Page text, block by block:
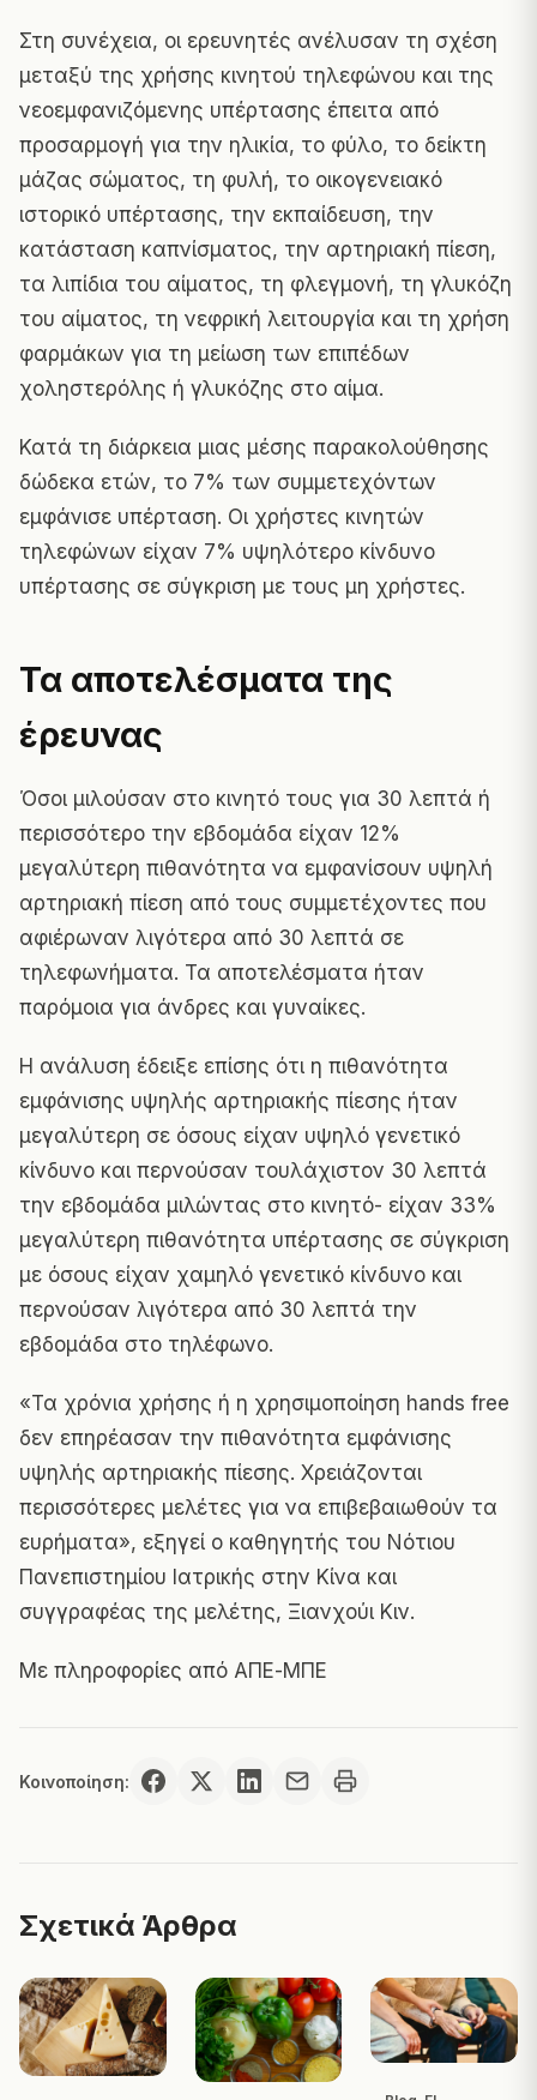
Στη συνέχεια, οι ερευνητές ανέλυσαν τη σχέση
μεταξύ της χρήσης κινητού τηλεφώνου και της
νεοεμφανιζόμενης υπέρτασης έπειτα από
προσαρμογή για την ηλικία, το φύλο, το δείκτη
μάζας σώματος, τη φυλή, το οικογενειακό
ιστορικό υπέρτασης, την εκπαίδευση, την
κατάσταση καπνίσματος, την αρτηριακή πίεση,
τα λιπίδια του αίματος, τη φλεγμονή, τη γλυκόζη
του αίματος, τη νεφρική λειτουργία και τη χρήση
φαρμάκων για τη μείωση των επιπέδων
χοληστερόλης ή γλυκόζης στο αίμα.
Κατά τη διάρκεια μιας μέσης παρακολούθησης
δώδεκα ετών, το 7% των συμμετεχόντων
εμφάνισε υπέρταση. Οι χρήστες κινητών
τηλεφώνων είχαν 7% υψηλότερο κίνδυνο
υπέρτασης σε σύγκριση με τους μη χρήστες.
Τα αποτελέσματα της
έρευνας
Όσοι μιλούσαν στο κινητό τους για 30 λεπτά ή
περισσότερο την εβδομάδα είχαν 12%
μεγαλύτερη πιθανότητα να εμφανίσουν υψηλή
αρτηριακή πίεση από τους συμμετέχοντες που
αφιέρωναν λιγότερα από 30 λεπτά σε
τηλεφωνήματα. Τα αποτελέσματα ήταν
παρόμοια για άνδρες και γυναίκες.
Η ανάλυση έδειξε επίσης ότι η πιθανότητα
εμφάνισης υψηλής αρτηριακής πίεσης ήταν
μεγαλύτερη σε όσους είχαν υψηλό γενετικό
κίνδυνο και περνούσαν τουλάχιστον 30 λεπτά
την εβδομάδα μιλώντας στο κινητό- είχαν 33%
μεγαλύτερη πιθανότητα υπέρτασης σε σύγκριση
με όσους είχαν χαμηλό γενετικό κίνδυνο και
περνούσαν λιγότερα από 30 λεπτά την
εβδομάδα στο τηλέφωνο.
«Τα χρόνια χρήσης ή η χρησιμοποίηση hands free
δεν επηρέασαν την πιθανότητα εμφάνισης
υψηλής αρτηριακής πίεσης. Χρειάζονται
περισσότερες μελέτες για να επιβεβαιωθούν τα
ευρήματα», εξηγεί ο καθηγητής του Νότιου
Πανεπιστημίου Ιατρικής στην Κίνα και
συγγραφέας της μελέτης, Ξιανχούι Κιν.
Με πληροφορίες από ΑΠΕ-ΜΠΕ
Κοινοποίηση:
Σχετικά Άρθρα